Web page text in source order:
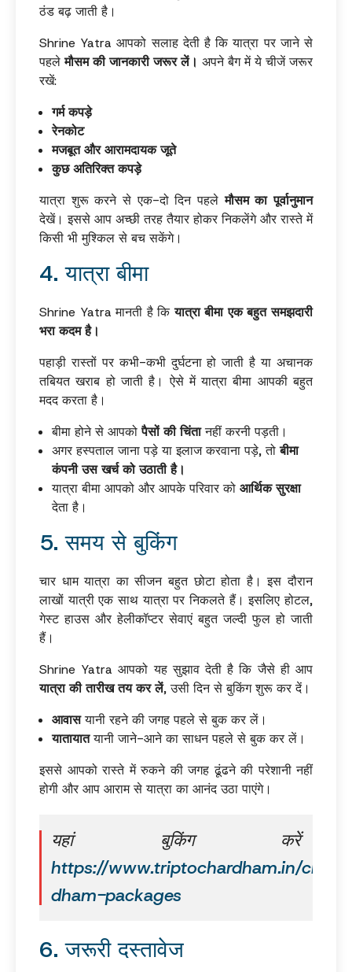
ठंड बढ़ जाती है।
Shrine Yatra आपको सलाह देती है कि यात्रा पर जाने से
पहलेमौसम की जानकारी जरूर लें। अपने बैग में ये चीजें जरूर
रखें:
गर्म कपड़े
रेनकोट
मजबूत और आरामदायक जूते
कुछ अतिरिक्त कपड़े
यात्रा शुरू करने से एक-दो दिन पहलेमौसम का पूर्वानुमान
देखें। इससे आप अच्छी तरह तैयार होकर निकलेंगे और रास्ते में
किसी भी मुश्किल से बच सकेंगे।
4. यात्रा बीमा
Shrine Yatra मानती है कियात्रा बीमा एक बहुत समझदारी
भरा कदम है।
पहाड़ी रास्तों पर कभी-कभी दुर्घटना हो जाती है या अचानक
तबियत खराब हो जाती है। ऐसे में यात्रा बीमा आपकी बहुत
मदद करता है।
बीमा होने से आपकोपैसों की चिंतानहीं करनी पड़ती।
अगर हस्पताल जाना पड़े या इलाज करवाना पड़े, तोबीमा
कंपनी उस खर्च को उठाती है।
यात्रा बीमा आपको और आपके परिवार को आर्थिक सुरक्षा
देता है।
5. समय से बुकिंग
चार धाम यात्रा का सीजन बहुत छोटा होता है। इस दौरान
लाखों यात्री एक साथ यात्रा पर निकलते हैं। इसलिए होटल,
गेस्ट हाउस और हेलीकॉप्टर सेवाएं बहुत जल्दी फुल हो जाती
हैं।
Shrine Yatra आपको यह सुझाव देती है कि जैसे ही आप
यात्रा की तारीख तय कर लें, उसी दिन से बुकिंग शुरू कर दें।
आवासयानी रहने की जगह पहले से बुक कर लें।
यातायातयानी जाने-आने का साधन पहले से बुक कर लें।
इससे आपको रास्ते में रुकने की जगह ढूंढने की परेशानी नहीं
होगी और आप आराम से यात्रा का आनंद उठा पाएंगे।
यहां बुकिंग करें
https://www.triptochardham.in/char-
dham-packages
6. जरूरी दस्तावेज